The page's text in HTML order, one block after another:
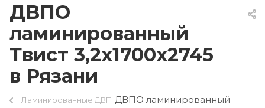
ДВПО
ламинированный
Твист 3,2х1700х2745
в Рязани
Ламинированные ДВП ДВПО ламинированный